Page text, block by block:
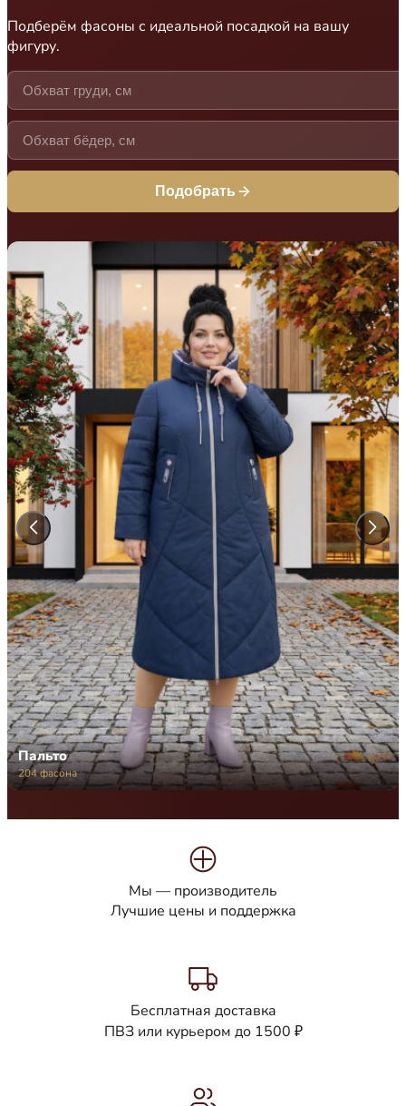
Подберём фасоны с идеальной посадкой на вашу
фигуру.
Подобрать
Пальто
204 фасона
Мы — производитель
Лучшие цены и поддержка
Бесплатная доставка
ПВЗ или курьером до 1500 ₽